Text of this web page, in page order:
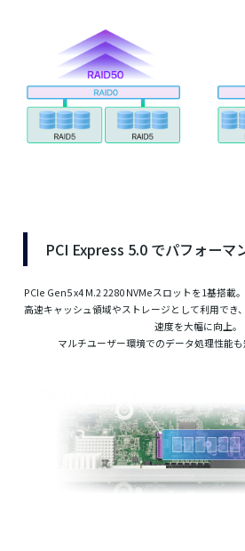
PCI Express 5.0 でパフォーマ
PCIe Gen5 x4 M.2 2280 NVMeスロットを1基搭載
高速キャッシュ領域やストレージとして利用でき
速度を大幅に向上。
マルチユーザー環境でのデータ処理性能も